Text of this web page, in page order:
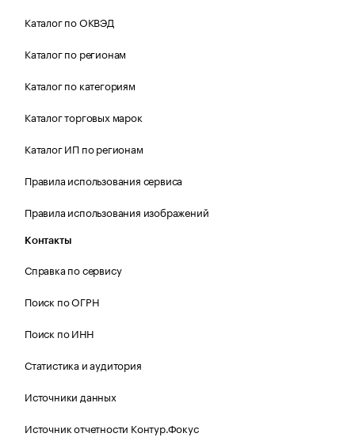
Каталог по ОКВЭД
Каталог по регионам
Каталог по категориям
Каталог торговых марок
Каталог ИП по регионам
Правила использования сервиса
Правила использования изображений
Контакты
Справка по сервису
Поиск по ОГРН
Поиск по ИНН
Статистика и аудитория
Источники данных
Источник отчетности Контур.Фокус